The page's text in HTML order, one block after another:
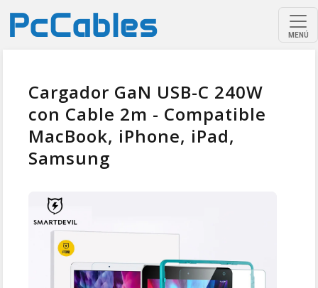
MENÚ
Cargador GaN USB-C 240W
con Cable 2m - Compatible
MacBook, iPhone, iPad,
Samsung